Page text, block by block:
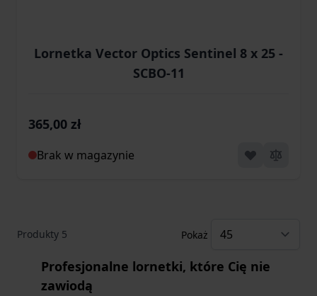
Lornetka Vector Optics Sentinel 8 x 25 -
SCBO-11
365,00 zł
Brak w magazynie
Produkty 5 Pokaż
Profesjonalne lornetki, które Cię nie
zawiodą